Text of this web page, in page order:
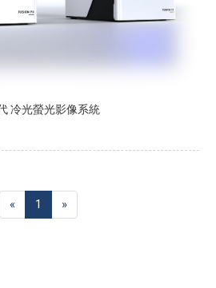
冷光螢光影像系統
« 1 »